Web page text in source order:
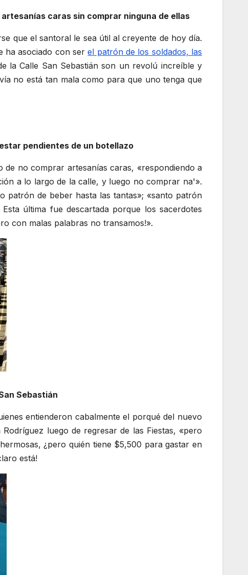
caras sin comprar ninguna de ellas
que el santoral le sea útil al creyente de hoy día.
ha asociado con serel patrón de los soldados, las
la Calle San Sebastián son un revolú increíble y
no está tan mala como para que uno tenga que
pendientes de un botellazo
de no comprar artesanías caras, «respondiendo a
a lo largo de la calle, y luego no comprar na'».
patrón de beber hasta las tantas»; «santo patrón
última fue descartada porque los sacerdotes
con malas palabras no transamos!».
Sebastián
entienderon cabalmente el porqué del nuevo
luego de regresar de las Fiestas, «pero
¿pero quién tiene $5,500 para gastar en
está!